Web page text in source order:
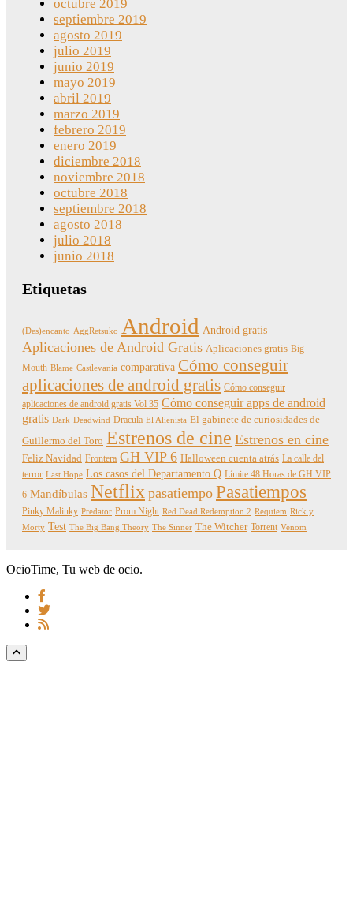
octubre 2019
septiembre 2019
agosto 2019
julio 2019
junio 2019
mayo 2019
abril 2019
marzo 2019
febrero 2019
enero 2019
diciembre 2018
noviembre 2018
octubre 2018
septiembre 2018
agosto 2018
julio 2018
junio 2018
Etiquetas
(Des)encanto AggRetsuko Android Android gratis
Aplicaciones de Android Gratis Aplicaciones gratis Big
Mouth Blame Castlevania comparativa Cómo conseguir
aplicaciones de android gratis Cómo conseguir
aplicaciones de android gratis Vol 35 Cómo conseguir apps de android
gratis Dark Deadwind Dracula El Alienista El gabinete de curiosidades de
Guillermo del Toro Estrenos de cine Estrenos en cine
Feliz Navidad Frontera GH VIP 6 Halloween cuenta atrás La calle del
terror Last Hope Los casos del Departamento Q Límite 48 Horas de GH VIP
6 Mandíbulas Netflix pasatiempo Pasatiempos
Pinky Malinky Predator Prom Night Red Dead Redemption 2 Requiem Rick y
Morty Test The Big Bang Theory The Sinner The Witcher Torrent Venom
OcioTime, Tu web de ocio.